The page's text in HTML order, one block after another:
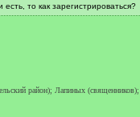
то как зарегистрироваться?
Лапиных